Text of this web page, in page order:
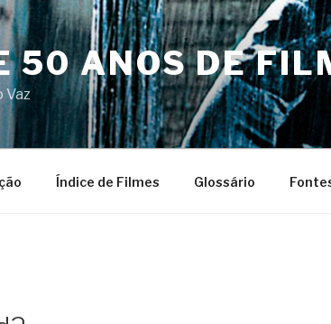
50 ANOS DE
Vaz
Índice de Filmes Glossário